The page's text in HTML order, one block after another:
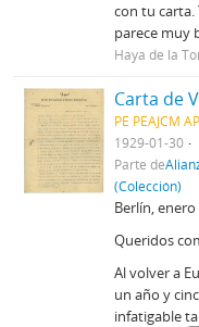
con tu carta.
parece muy
Haya de la
PE PEAJCM
1929-01-30
Parte de
(Colección)
Berlín, enero
Queridos
Al volver a
un año y
infatigable